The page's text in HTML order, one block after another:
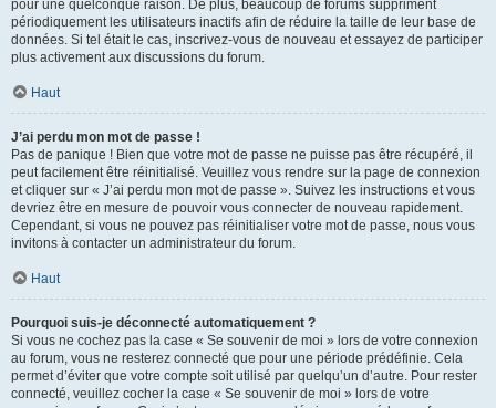
pour une quelconque raison. De plus, beaucoup de forums suppriment
périodiquement les utilisateurs inactifs afin de réduire la taille de leur base de
données. Si tel était le cas, inscrivez-vous de nouveau et essayez de participer
plus activement aux discussions du forum.
Haut
J’ai perdu mon mot de passe !
Pas de panique ! Bien que votre mot de passe ne puisse pas être récupéré, il
peut facilement être réinitialisé. Veuillez vous rendre sur la page de connexion
et cliquer sur « J’ai perdu mon mot de passe ». Suivez les instructions et vous
devriez être en mesure de pouvoir vous connecter de nouveau rapidement.
Cependant, si vous ne pouvez pas réinitialiser votre mot de passe, nous vous
invitons à contacter un administrateur du forum.
Haut
Pourquoi suis-je déconnecté automatiquement ?
Si vous ne cochez pas la case « Se souvenir de moi » lors de votre connexion
au forum, vous ne resterez connecté que pour une période prédéfinie. Cela
permet d’éviter que votre compte soit utilisé par quelqu’un d’autre. Pour rester
connecté, veuillez cocher la case « Se souvenir de moi » lors de votre